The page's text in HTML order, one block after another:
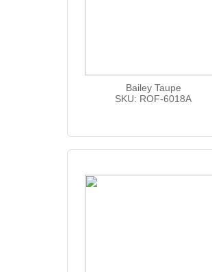
Bailey Taupe
SKU: ROF-6018A